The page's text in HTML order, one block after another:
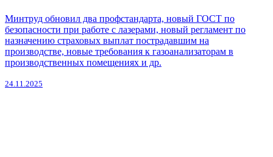
Минтруд обновил два профстандарта, новый ГОСТ по
безопасности при работе с лазерами, новый регламент по
назначению страховых выплат пострадавшим на
производстве, новые требования к газоанализаторам в
производственных помещениях и др.
24.11.2025